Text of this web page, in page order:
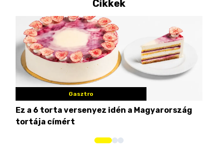
Cikkek
Gasztro
Ez a 6 torta versenyez idén a Magyarország
tortája címért